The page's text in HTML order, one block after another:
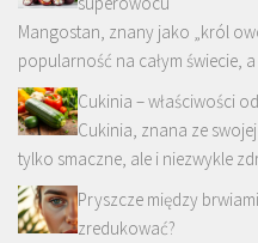
Mangostan, znany jako „król
popularność na całym świecie,
Cukinia – właściwości
Cukinia, znana ze
tylko smaczne, ale i niezwykle
Pryszcze między
zredukować?